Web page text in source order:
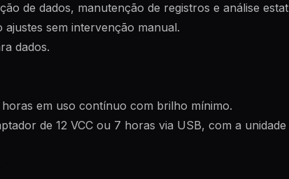
de dados, manutenção de registros e análise
sem intervenção manual.
dados.
em uso contínuo com brilho mínimo.
de 12 VCC ou 7 horas via USB, com a unidade